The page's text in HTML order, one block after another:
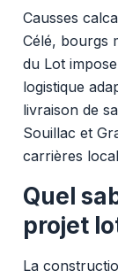
Causses
Célé, bourgs
du Lot
logistique
livraison de
Souillac et
carrières
Quel
projet
La